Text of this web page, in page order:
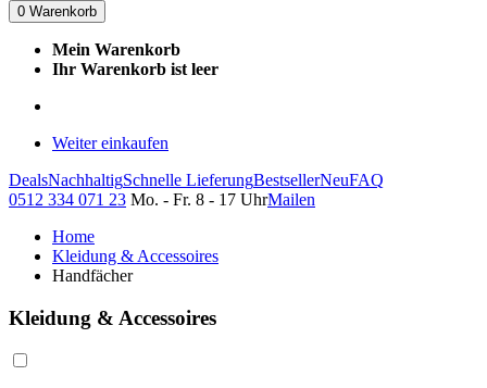
0 Warenkorb
Mein Warenkorb
Ihr Warenkorb ist leer
Weiter einkaufen
DealsNachhaltigSchnelle LieferungBestsellerNeuFAQ
0512 334 071 23 Mo. - Fr. 8 - 17 UhrMailen
Home
Kleidung & Accessoires
Handfächer
Kleidung & Accessoires